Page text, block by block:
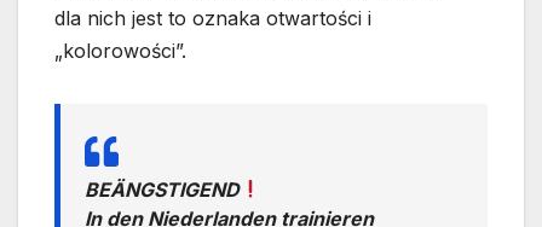
dla nich jest to oznaka otwartości i
„kolorowości”.
BEÄNGSTIGEND
In den Niederlanden trainieren